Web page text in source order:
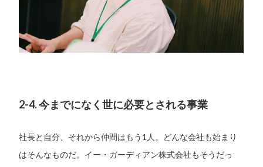
2-4. 今までになく世に必要とされる事業
社長と自分、それから仲間はもう1人。どんな会社も始まり
はそんなものだ。イー・ガーディアン株式会社もそうだっ